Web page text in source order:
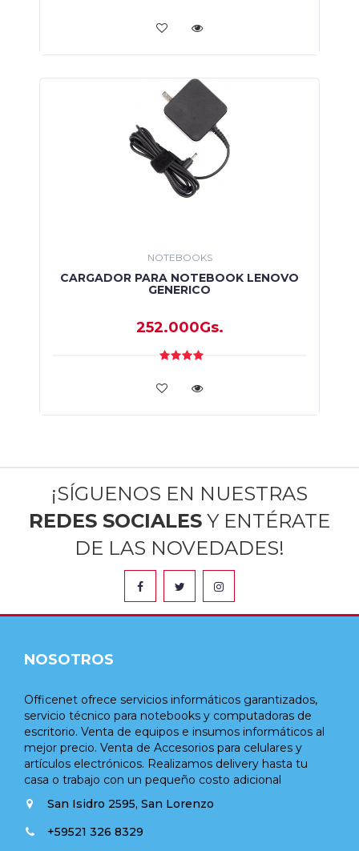
NOTEBOOKS
CARGADOR PARA NOTEBOOK LENOVO
GENERICO
252.000Gs.
¡SÍGUENOS EN NUESTRAS
REDES SOCIALES Y ENTÉRATE
DE LAS NOVEDADES!
NOSOTROS
Officenet ofrece servicios informáticos garantizados,
servicio técnico para notebooks y computadoras de
escritorio. Venta de equipos e insumos informáticos al
mejor precio. Venta de Accesorios para celulares y
artículos electrónicos. Realizamos delivery hasta tu
casa o trabajo con un pequeño costo adicional
San Isidro 2595, San Lorenzo
+59521 326 8329